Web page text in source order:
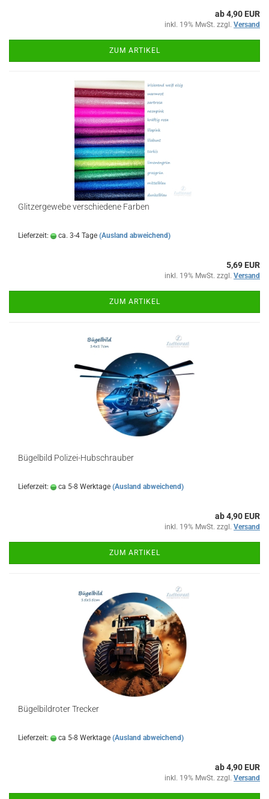
ab 4,90 EUR
inkl. 19% MwSt. zzgl. Versand
ZUM ARTIKEL
Glitzergewebe verschiedene Farben
Lieferzeit: ca. 3-4 Tage (Ausland abweichend)
5,69 EUR
inkl. 19% MwSt. zzgl. Versand
ZUM ARTIKEL
Bügelbild Polizei-Hubschrauber
Lieferzeit: ca 5-8 Werktage (Ausland abweichend)
ab 4,90 EUR
inkl. 19% MwSt. zzgl. Versand
ZUM ARTIKEL
Bügelbildroter Trecker
Lieferzeit: ca 5-8 Werktage (Ausland abweichend)
ab 4,90 EUR
inkl. 19% MwSt. zzgl. Versand